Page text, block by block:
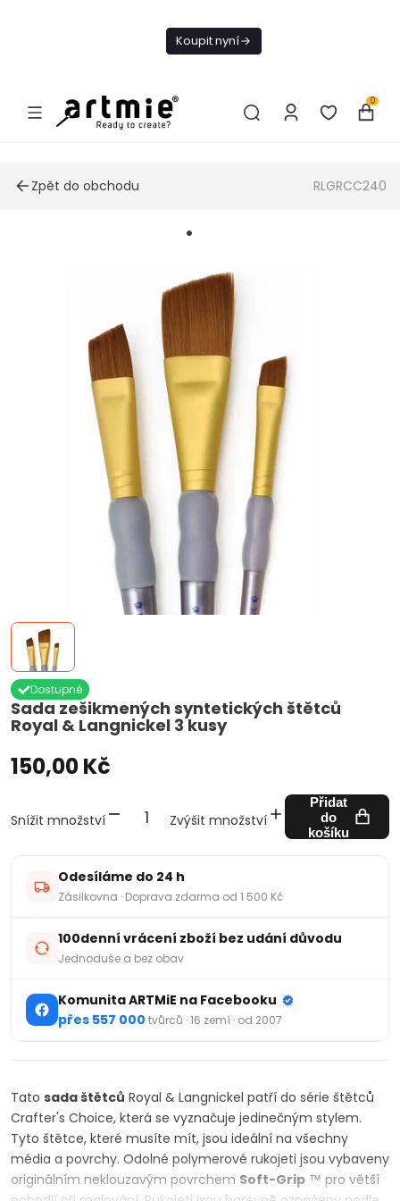
Koupit nyní
0
Zpět do obchodu RLGRCC240
Sada zešikmených syntetických štětců
Royal & Langnickel 3 kusy
Dostupné
150,00 Kč
Snížit množství Zvýšit množství
Přidat
do
košíku
Odesíláme do 24 h
Zásilkovna · Doprava zdarma od 1 500 Kč
100denní vrácení zboží bez udání důvodu
Jednoduše a bez obav
Komunita ARTMiE na Facebooku
přes 557 000 tvůrců · 16 zemí · od 2007
Tato sada štětců Royal & Langnickel patří do série štětců
Crafter's Choice, která se vyznačuje jedinečným stylem.
Tyto štětce, které musíte mít, jsou ideální na všechny
média a povrchy. Odolné polymerové rukojeti jsou vybaveny
originálním neklouzavým povrchem Soft-Grip ™ pro větší